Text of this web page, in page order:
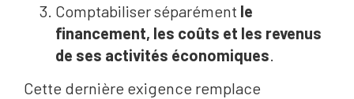
Comptabiliser séparément le
financement, les coûts et les revenus
de ses activités économiques.
Cette dernière exigence remplace